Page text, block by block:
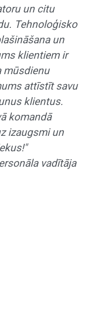
un citu
Tehnoloģisko
un
klientiem ir
mūsdienu
attīstīt savu
klientus.
komandā
izaugsmi un
vadītāja